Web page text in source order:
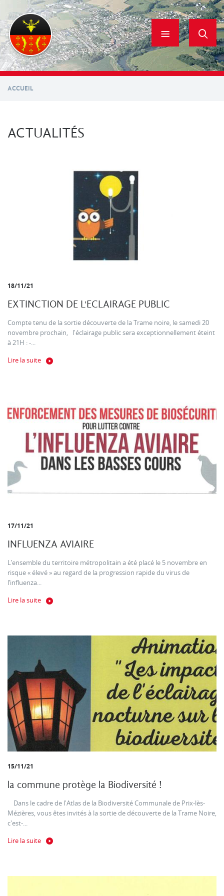
contenu
principal
ACCUEIL
ACTUALITÉS
18/11/21
EXTINCTION DE L'ECLAIRAGE PUBLIC
Compte tenu de la sortie découverte de la Trame noire, le samedi 20
novembre prochain, l'éclairage public sera exceptionnellement éteint
à 21H : -...
Lire la suite
17/11/21
INFLUENZA AVIAIRE
L’ensemble du territoire métropolitain a été placé le 5 novembre en
risque « élevé » au regard de la progression rapide du virus de
l’influenza...
Lire la suite
15/11/21
la commune protège la Biodiversité !
Dans le cadre de l'Atlas de la Biodiversité Communale de Prix-lès-
Mézières, vous êtes invités à la sortie de découverte de la Trame Noire,
c'est-...
Lire la suite